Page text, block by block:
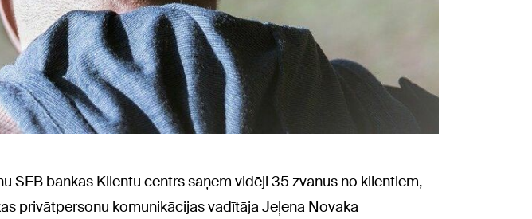
SEB bankas Klientu centrs saņem vidēji 35 zvanus no klientiem,
privātpersonu komunikācijas vadītāja Jeļena Novaka